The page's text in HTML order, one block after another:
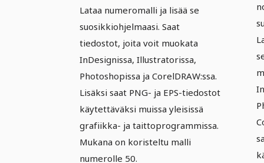
Lataa numeromalli ja lisää se
suosikkiohjelmaasi. Saat
tiedostot, joita voit muokata
InDesignissa, Illustratorissa,
Photoshopissa ja CorelDRAW:ssa.
Lisäksi saat PNG- ja EPS-tiedostot
käytettäväksi muissa yleisissä
grafiikka- ja taittoprogrammissa.
Mukana on koristeltu malli
numerolle 50.